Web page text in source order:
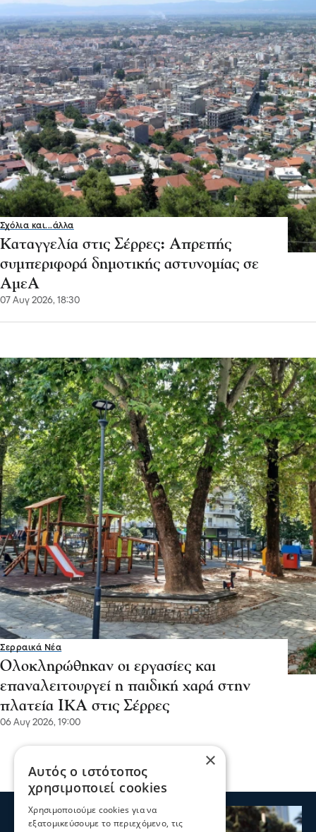
Σχόλια και...άλλα
Καταγγελία στις Σέρρες: Απρεπής
συμπεριφορά δημοτικής αστυνομίας σε
ΑμεΑ
07 Αυγ 2026, 18:30
Σερραικά Νέα
Ολοκληρώθηκαν οι εργασίες και
επαναλειτουργεί η παιδική χαρά στην
πλατεία ΙΚΑ στις Σέρρες
06 Αυγ 2026, 19:00
×
Αυτός ο ιστότοπος
χρησιμοποιεί cookies
Χρησιμοποιούμε cookies για να
εξατομικεύσουμε το περιεχόμενο, τις